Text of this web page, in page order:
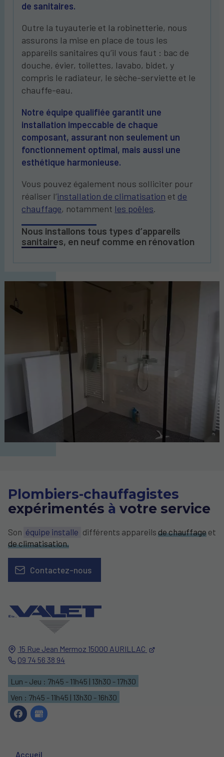
de sanitaires.
Outre la tuyauterie et la robinetterie, nous
assurons la mise en place de tous les
appareils sanitaires qu’il vous faut : bac de
douche, évier, toilettes, lavabo, bidet, y
compris le radiateur, le sèche-serviette et le
chauffe-eau.
Notre équipe qualifiée garantit une
installation impeccable de chaque
composant, assurant non seulement un
fonctionnement optimal, mais aussi une
esthétique harmonieuse.
Vous pouvez également nous solliciter pour
réaliser l’installation de climatisation et de
chauffage, notamment les poêles.
Nous installons tous types d’appareils
sanitaires, en neuf comme en rénovation
15 Rue Jean Mermoz 15000 AURILLAC
09 74 56 38 94
Lun - Jeu : 7h45 - 11h45 | 13h30 - 17h30
Ven : 7h45 - 11h45 | 13h30 - 16h30
Accueil
Plombiers-chauffagistes
expérimentés à votre service
Son équipe installe différents appareils de chauffageet
de climatisation.
Contactez-nous